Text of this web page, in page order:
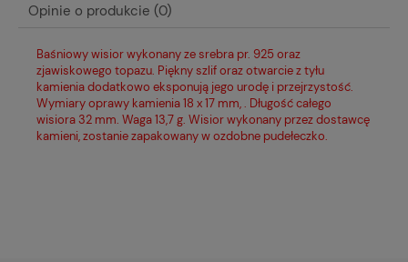
Opinie o produkcie (0)
Baśniowy wisior wykonany ze srebra pr. 925 oraz
zjawiskowego topazu. Piękny szlif oraz otwarcie z tyłu
kamienia dodatkowo eksponują jego urodę i przejrzystość.
Wymiary oprawy kamienia 18 x 17 mm, . Długość całego
wisiora 32 mm. Waga 13,7 g. Wisior wykonany przez dostawcę
kamieni, zostanie zapakowany w ozdobne pudełeczko.